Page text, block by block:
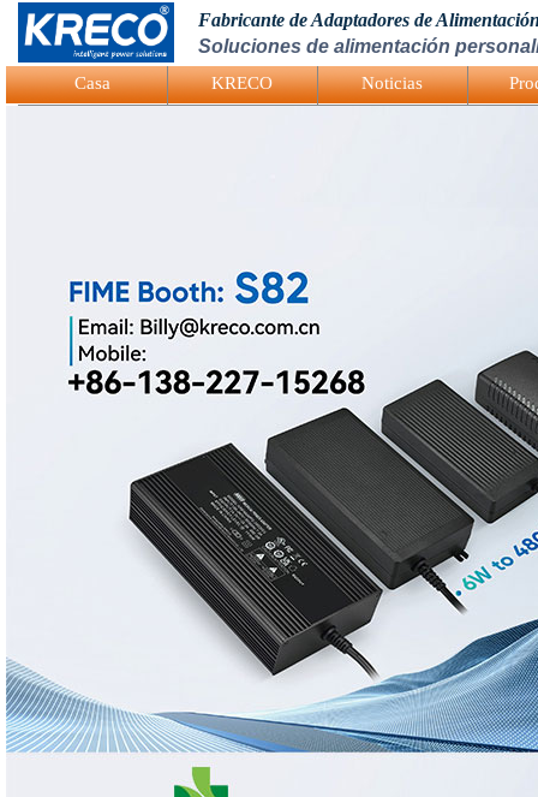
Logo Picture
Fabricante de Adaptadores de
Soluciones de alimentación
Casa KRECO Noticias